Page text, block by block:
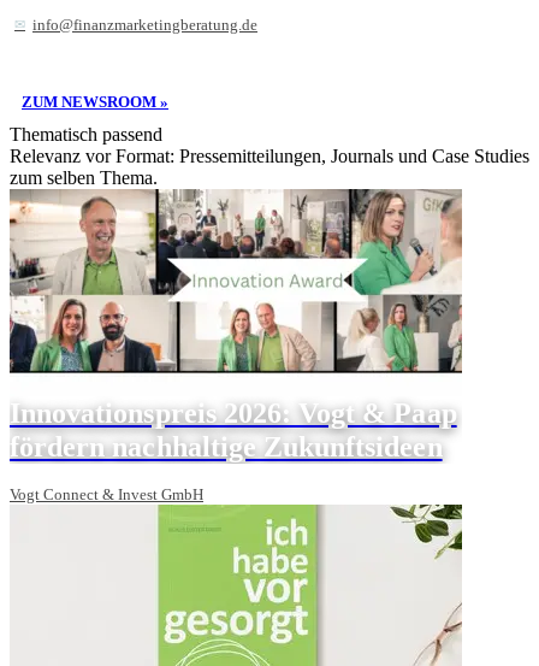
info@finanzmarketingberatung.de
ZUM NEWSROOM »
Thematisch passend
Relevanz vor Format: Pressemitteilungen, Journals und Case Studies
zum selben Thema.
Innovationspreis 2026: Vogt & Paap
fördern nachhaltige Zukunftsideen
Vogt Connect & Invest GmbH